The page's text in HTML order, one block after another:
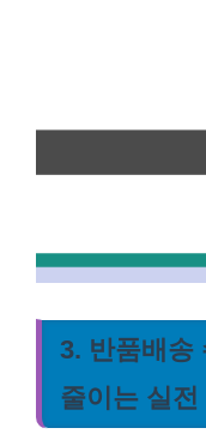
3. 반품배송
줄이는 실전